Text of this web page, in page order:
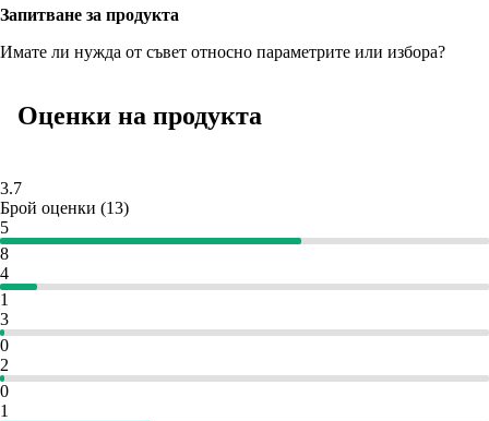
Запитване за продукта
Имате ли нужда от съвет относно параметрите или избора?
Оценки на продукта
3.7
Брой оценки (13)
5
8
4
1
3
0
2
0
1